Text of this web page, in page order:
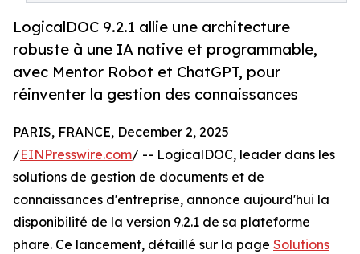
LogicalDOC 9.2.1 allie une architecture
robuste à une IA native et programmable,
avec Mentor Robot et ChatGPT, pour
réinventer la gestion des connaissances
PARIS, FRANCE, December 2, 2025
/EINPresswire.com/ -- LogicalDOC, leader dans les
solutions de gestion de documents et de
connaissances d'entreprise, annonce aujourd'hui la
disponibilité de la version 9.2.1 de sa plateforme
phare. Ce lancement, détaillé sur la page Solutions